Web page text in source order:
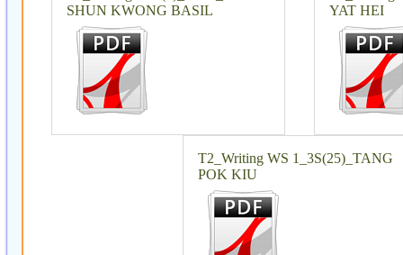
SHUN KWONG BASIL
YAT HEI
T2_Writing WS 1_3S(25)_TANG
POK KIU